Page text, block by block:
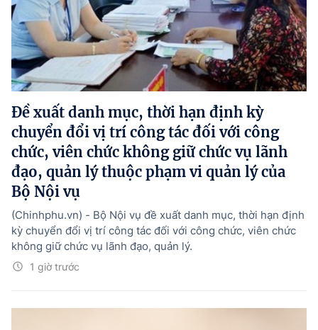
Đề xuất danh mục, thời hạn định kỳ
chuyển đổi vị trí công tác đối với công
chức, viên chức không giữ chức vụ lãnh
đạo, quản lý thuộc phạm vi quản lý của
Bộ Nội vụ
1 giờ trước
(Chinhphu.vn) - Bộ Nội vụ đề xuất danh mục, thời hạn định
kỳ chuyển đổi vị trí công tác đối với công chức, viên chức
không giữ chức vụ lãnh đạo, quản lý.